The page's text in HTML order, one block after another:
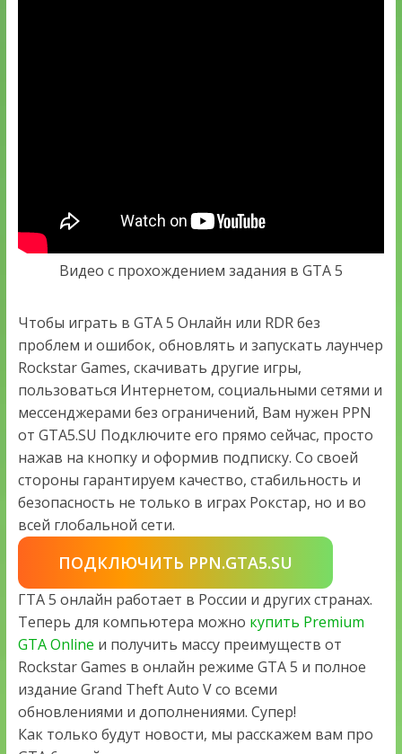
Видео с прохождением задания в GTA 5
Чтобы играть в GTA 5 Онлайн или RDR без
проблем и ошибок, обновлять и запускать лаунчер
Rockstar Games, скачивать другие игры,
пользоваться Интернетом, социальными сетями и
мессенджерами без ограничений, Вам нужен PPN
от GTA5.SU Подключите его прямо сейчас, просто
нажав на кнопку и оформив подписку. Со своей
стороны гарантируем качество, стабильность и
безопасность не только в играх Рокстар, но и во
всей глобальной сети.
ПОДКЛЮЧИТЬ PPN.GTA5.SU
ГТА 5 онлайн работает в России и других странах.
Теперь для компьютера можно купить Premium
GTA Online и получить массу преимуществ от
Rockstar Games в онлайн режиме GTA 5 и полное
издание Grand Theft Auto V со всеми
обновлениями и дополнениями. Супер!
Как только будут новости, мы расскажем вам про